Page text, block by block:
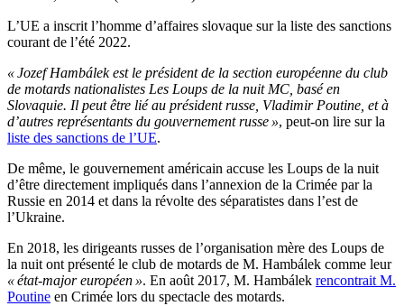
L’UE a inscrit l’homme d’affaires slovaque sur la liste des sanctions
courant de l’été 2022.
« Jozef Hambálek est le président de la section européenne du club
de motards nationalistes Les Loups de la nuit MC, basé en
Slovaquie. Il peut être lié au président russe, Vladimir Poutine, et à
d’autres représentants du gouvernement russe », peut-on lire sur la
liste des sanctions de l’UE.
De même, le gouvernement américain accuse les Loups de la nuit
d’être directement impliqués dans l’annexion de la Crimée par la
Russie en 2014 et dans la révolte des séparatistes dans l’est de
l’Ukraine.
En 2018, les dirigeants russes de l’organisation mère des Loups de
la nuit ont présenté le club de motards de M. Hambálek comme leur
« état-major européen ». En août 2017, M. Hambálek rencontrait M.
Poutine en Crimée lors du spectacle des motards.